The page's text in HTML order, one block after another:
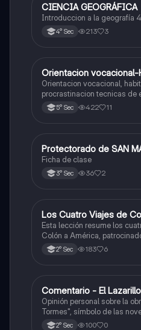
Ciencias Sociales
CIENCIA GEOGRÁFICA
Introduccion a la
4° Sec 213 3
Ciencias Sociales
Orientacion
Orientacion vocacional,
procrastinacion tecnicas de
5° Sec 422 11
Ciencias Sociales
Protectorado de SAN
Ficha de clase
3° Sec 36 2
Ciencias Sociales
Los Cuatro Viajes de
Esta lección resume los
Colón a América,
Castilla, destacando sus
descubrimientos.
2° Sec 183 6
Castellano
Comentario - El
Opinión personal sobre la
Tormes", símbolo de las
en la literatura española.
2° Sec 100 0